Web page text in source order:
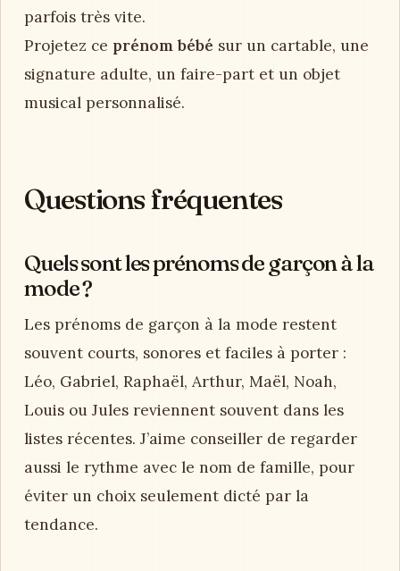
parfois très vite.
Projetez ce prénom bébé sur un cartable, une
signature adulte, un faire-part et un objet
musical personnalisé.
Questions fréquentes
Quels sont les prénoms de garçon à la
mode ?
Les prénoms de garçon à la mode restent
souvent courts, sonores et faciles à porter :
Léo, Gabriel, Raphaël, Arthur, Maël, Noah,
Louis ou Jules reviennent souvent dans les
listes récentes. J’aime conseiller de regarder
aussi le rythme avec le nom de famille, pour
éviter un choix seulement dicté par la
tendance.